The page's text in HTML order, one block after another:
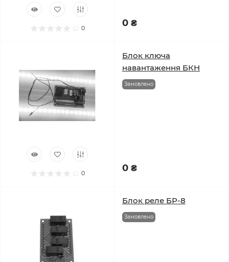
0 0 ₴
0
Блок ключа
навантаження БКН
Замовлено
0 ₴
Блок реле БР-8
Замовлено